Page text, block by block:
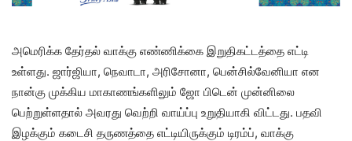
அமெரிக்க தேர்தல் வாக்கு எண்ணிக்கை இறுதிகட்டத்தை எட்டி
உள்ளது. ஜார்ஜியா, நெவாடா, அரிசோனா, பென்சில்வேனியா என
நான்கு முக்கிய மாகாணங்களிலும் ஜோ பிடென் முன்னிலை
பெற்றுள்ளதால் அவரது வெற்றி வாய்ப்பு உறுதியாகி விட்டது. பதவி
இழக்கும் கடைசி தருணத்தை எட்டியிருக்கும் டிரம்ப், வாக்கு